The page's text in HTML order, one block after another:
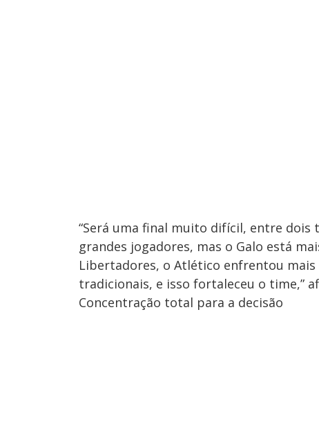
“Será uma final muito difícil, entre
grandes jogadores, mas o Galo está
Libertadores, o Atlético enfrentou
tradicionais, e isso fortaleceu o time,”
Concentração total para a decisão